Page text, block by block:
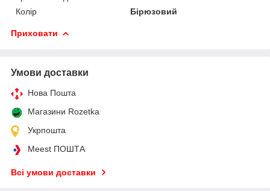
Колір
Бірюзовий
Приховати
Умови доставки
Нова Пошта
Магазини Rozetka
Укрпошта
Meest ПОШТА
Всі умови доставки